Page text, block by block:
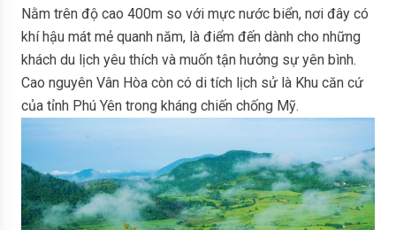
Nằm trên độ cao 400m so với mực nước biển, nơi đây có
khí hậu mát mẻ quanh năm, là điểm đến dành cho những
khách du lịch yêu thích và muốn tận hưởng sự yên bình.
Cao nguyên Vân Hòa còn có di tích lịch sử là Khu căn cứ
của tỉnh Phú Yên trong kháng chiến chống Mỹ.